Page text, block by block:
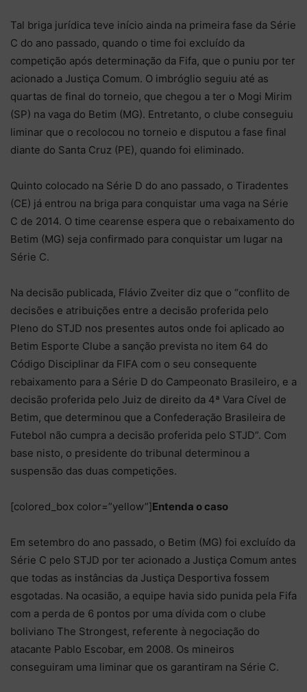
Tal briga jurídica teve início ainda na primeira fase da Série
C do ano passado, quando o time foi excluído da
competição após determinação da Fifa, que o puniu por ter
acionado a Justiça Comum. O imbróglio seguiu até as
quartas de final do torneio, que chegou a ter o Mogi Mirim
(SP) na vaga do Betim (MG). Entretanto, o clube conseguiu
liminar que o recolocou no torneio e disputou a fase final
diante do Santa Cruz (PE), quando foi eliminado.
Quinto colocado na Série D do ano passado, o Tiradentes
(CE) já entrou na briga para conquistar uma vaga na Série
C de 2014. O time cearense espera que o rebaixamento do
Betim (MG) seja confirmado para conquistar um lugar na
Série C.
Na decisão publicada, Flávio Zveiter diz que o “conflito de
decisões e atribuições entre a decisão proferida pelo
Pleno do STJD nos presentes autos onde foi aplicado ao
Betim Esporte Clube a sanção prevista no item 64 do
Código Disciplinar da FIFA com o seu consequente
rebaixamento para a Série D do Campeonato Brasileiro, e a
decisão proferida pelo Juiz de direito da 4ª Vara Cível de
Betim, que determinou que a Confederação Brasileira de
Futebol não cumpra a decisão proferida pelo STJD”. Com
base nisto, o presidente do tribunal determinou a
suspensão das duas competições.
[colored_box color=”yellow”]Entenda o caso
Em setembro do ano passado, o Betim (MG) foi excluído da
Série C pelo STJD por ter acionado a Justiça Comum antes
que todas as instâncias da Justiça Desportiva fossem
esgotadas. Na ocasião, a equipe havia sido punida pela Fifa
com a perda de 6 pontos por uma dívida com o clube
boliviano The Strongest, referente à negociação do
atacante Pablo Escobar, em 2008. Os mineiros
conseguiram uma liminar que os garantiram na Série C.